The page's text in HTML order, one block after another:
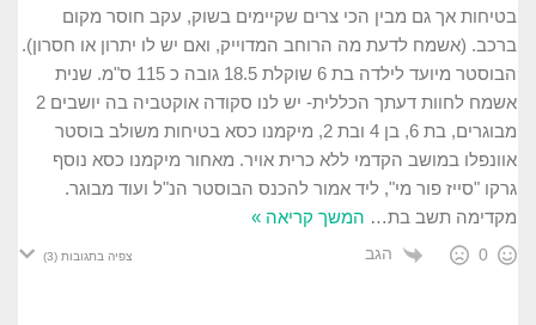
בטיחות אך גם מבין הכי צרים שקיימים בשוק, עקב חוסר מקום
ברכב. (אשמח לדעת מה הרוחב המדוייק, ואם יש לו יתרון או חסרון).
הבוסטר מיועד לילדה בת 6 שוקלת 18.5 גובה כ 115 ס"מ. שנית
אשמח לחוות דעתך הכללית- יש לנו סקודה אוקטביה בה יושבים 2
מבוגרים, בת 6, בן 4 ובת 2, מיקמנו כסא בטיחות משולב בוסטר
אוונפלו במושב הקדמי ללא כרית אויר. מאחור מיקמנו כסא נוסף
גרקו "סייז פור מי", ליד אמור להכנס הבוסטר הנ"ל ועוד מבוגר.
מקדימה תשב בת… המשך קריאה »
0 הגב צפיה בתגובות (3)